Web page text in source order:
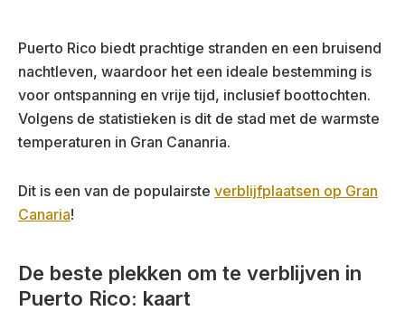
Puerto Rico biedt prachtige stranden en een bruisend
nachtleven, waardoor het een ideale bestemming is
voor ontspanning en vrije tijd, inclusief boottochten.
Volgens de statistieken is dit de stad met de warmste
temperaturen in Gran Cananria.
Dit is een van de populairste verblijfplaatsen op Gran
Canaria!
De beste plekken om te verblijven in
Puerto Rico: kaart